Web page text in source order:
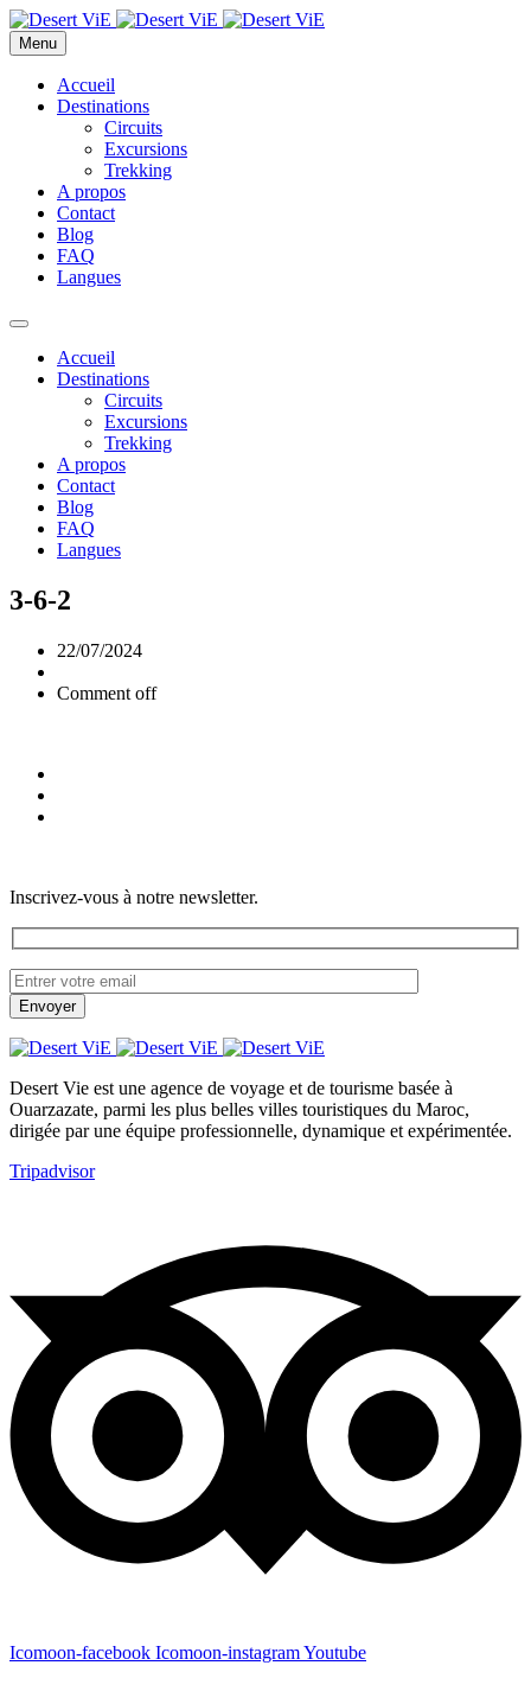
Menu
Accueil
Destinations
Circuits
Excursions
Trekking
A propos
Contact
Blog
FAQ
Langues
Accueil
Destinations
Circuits
Excursions
Trekking
A propos
Contact
Blog
FAQ
Langues
3-6-2
22/07/2024
Comment off
Inscrivez-vous à notre newsletter.
Desert Vie est une agence de voyage et de tourisme basée à
Ouarzazate, parmi les plus belles villes touristiques du Maroc,
dirigée par une équipe professionnelle, dynamique et expérimentée.
Tripadvisor
Icomoon-facebook Icomoon-instagramYoutube